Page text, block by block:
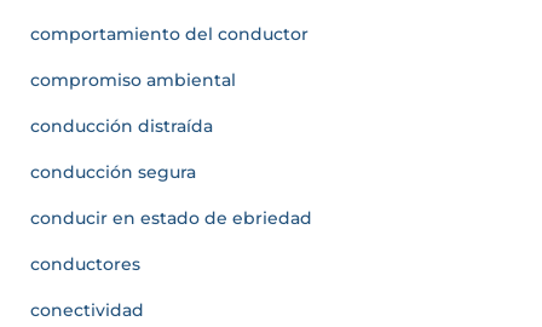
comportamiento del conductor
compromiso ambiental
conducción distraída
conducción segura
conducir en estado de ebriedad
conductores
conectividad